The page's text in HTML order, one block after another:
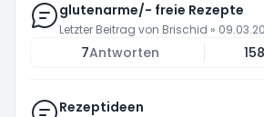
glutenarme/- freie Rezepte
Letzter Beitrag von Brischid »
7Antworten
Rezeptideen